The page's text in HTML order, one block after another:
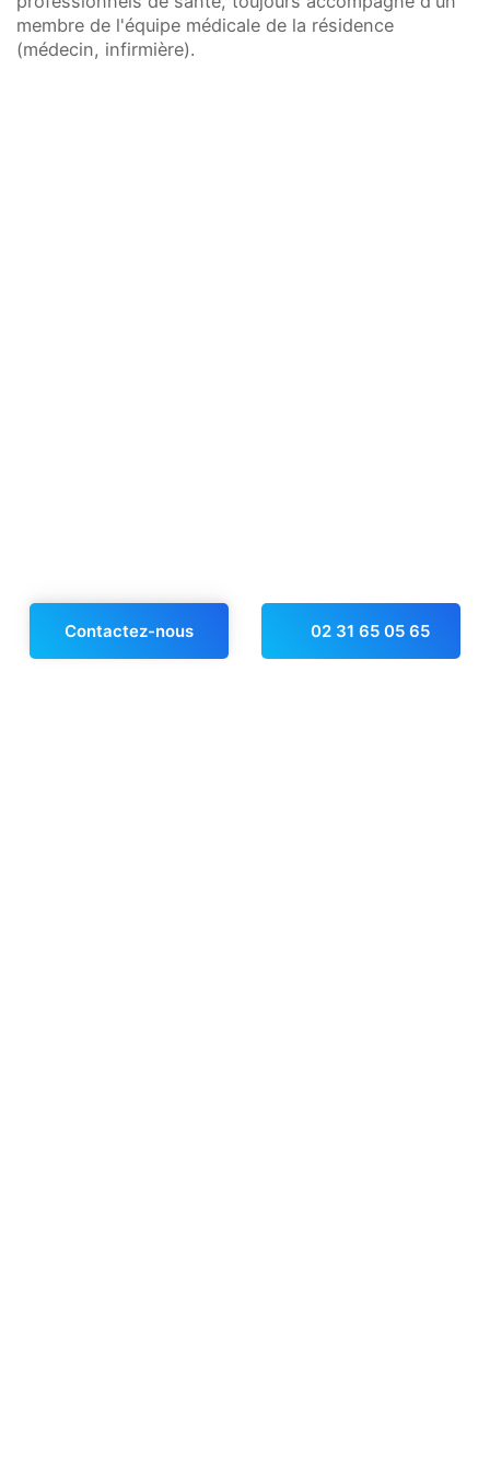
troubles de l'orientation spatiale et temporelle, de
la reconnaissance et de la mémoire, à travers des
activités ludiques.
membre de l'équipe médicale de la résidence
(médecin, infirmière).
Contactez-nous 02 31 65 05 65